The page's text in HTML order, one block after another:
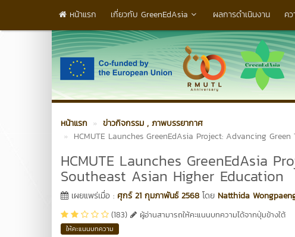
หน้าแรก เกี่ยวกับ GreenEdAsia ผลการดำเนินงาน ค
หน้าแรก ข่าวกิจกรรม , ภาพบรรยากาศ
HCMUTE Launches GreenEdAsia Project: Advancing
HCMUTE Launches GreenEdAsia
Southeast Asian Higher Education
เผยแพร่เมื่อ : ศุกร์ 21 กุมภาพันธ์ 2568 โดย Natthida
(183)
ผู้อ่านสามารถให้คะแนนบทความได้จากปุ่มข้างใต้
ให้คะแนนบทความ